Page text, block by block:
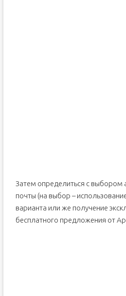
Затем определиться с выбором
почты (на выбор –
варианта или же получение
бесплатного предложения от